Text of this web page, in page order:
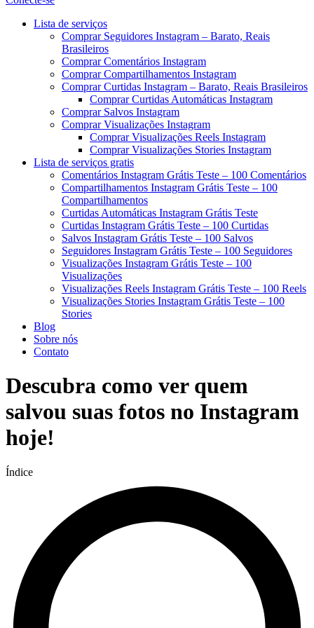
Menu
Lista de serviços
Comprar Seguidores Instagram – Barato, Reais
Brasileiros
Comprar Comentários Instagram
Comprar Compartilhamentos Instagram
Comprar Curtidas Instagram – Barato, Reais Brasileiros
Comprar Curtidas Automáticas Instagram
Comprar Salvos Instagram
Comprar Visualizações Instagram
Comprar Visualizações Reels Instagram
Comprar Visualizações Stories Instagram
Lista de serviços gratis
Comentários Instagram Grátis Teste – 100 Comentários
Compartilhamentos Instagram Grátis Teste – 100
Compartilhamentos
Curtidas Automáticas Instagram Grátis Teste
Curtidas Instagram Grátis Teste – 100 Curtidas
Salvos Instagram Grátis Teste – 100 Salvos
Seguidores Instagram Grátis Teste – 100 Seguidores
Visualizações Instagram Grátis Teste – 100
Visualizações
Visualizações Reels Instagram Grátis Teste – 100 Reels
Visualizações Stories Instagram Grátis Teste – 100
Stories
Blog
Sobre nós
Contato
Descubra como ver quem
salvou suas fotos no Instagram
hoje!
Índice